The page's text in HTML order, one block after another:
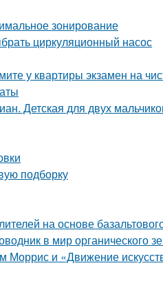
зонирование
циркуляционный насос
у квартиры экзамен на
Детская для двух
подборку
на основе
в мир органического
Моррис и «Движение